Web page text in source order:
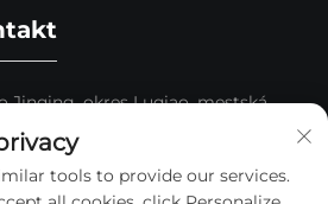
Jinqing, okres Luqiao, mestská
tools to provide our services.